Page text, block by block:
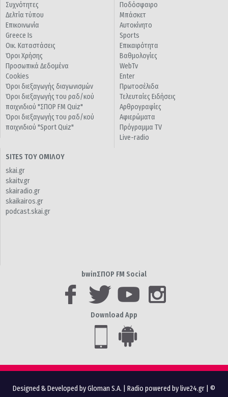
Συχνότητες
Δελτία τύπου
Επικοινωνία
Greece Is
Οικ. Καταστάσεις
Όροι Χρήσης
Προσωπικά Δεδομένα
Cookies
Όροι διεξαγωγής διαγωνισμών
Όροι διεξαγωγής του ραδ/κού
παιχνιδιού "ΣΠΟΡ FM Quiz"
Όροι διεξαγωγής του ραδ/κού
παιχνιδιού "Sport Quiz"
Ποδόσφαιρο
Μπάσκετ
Αυτοκίνητο
Sports
Επικαιρότητα
Βαθμολογίες
WebTv
Enter
Πρωτοσέλιδα
Τελευταίες Ειδήσεις
Αρθρογραφίες
Αφιερώματα
Πρόγραμμα TV
Live-radio
SITES ΤΟΥ ΟΜΙΛΟΥ
skai.gr
skaitv.gr
skairadio.gr
skaikairos.gr
podcast.skai.gr
bwinΣΠΟΡ FM Social
Download App
Designed & Developed by Gloman S.A. Radio powered by live24.gr | ©